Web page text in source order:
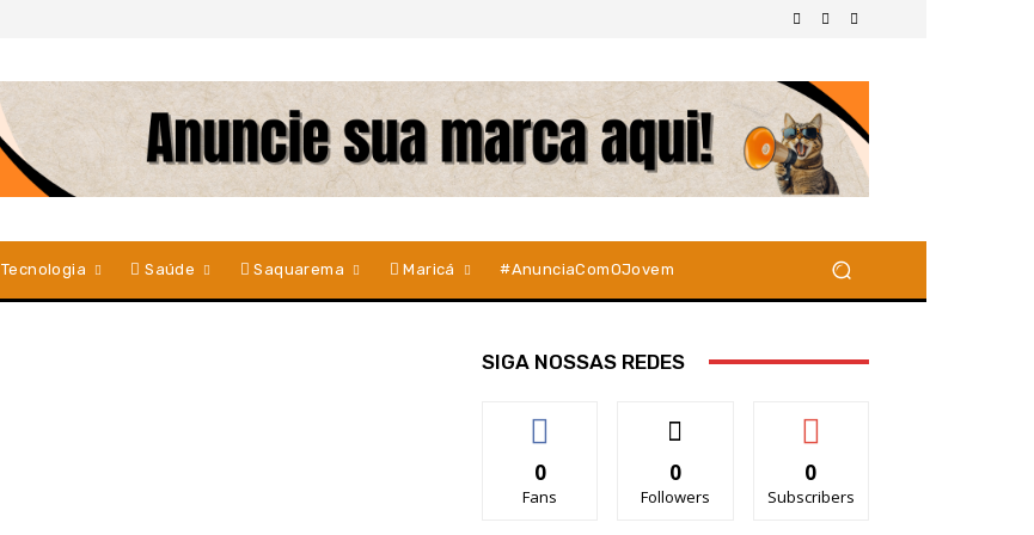
Tecnologia Saúde Saquarema Maricá #AnunciaComOJovem
SIGA NOSSAS REDES
0
Fans
0
Followers
0
Subscribers